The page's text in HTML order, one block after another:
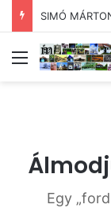
SIMÓ
Menü
Egy